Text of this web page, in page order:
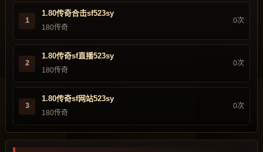
1
1.80传奇合击sf523sy
180传奇
0次
2
1.80传奇sf直播523sy
180传奇
0次
3
1.80传奇sf网站523sy
180传奇
0次